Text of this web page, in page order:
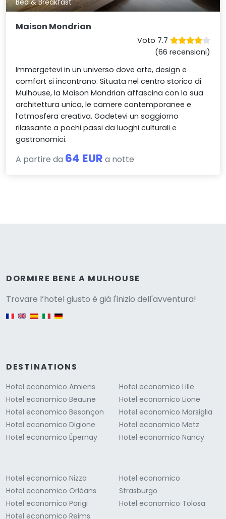
Bed & Breakfast
Maison Mondrian
Voto 7.7
(66 recensioni)
Immergetevi in un universo dove arte, design e
comfort si incontrano. Situata nel centro storico di
Mulhouse, la Maison Mondrian affascina con la sua
architettura unica, le camere contemporanee e
l’atmosfera creativa. Godetevi un soggiorno
rilassante a pochi passi da luoghi culturali e
gastronomici.
A partire da 64 EUR a notte
DORMIRE BENE A MULHOUSE
Trovare l’hotel giusto è già l'inizio dell'avventura!
DESTINATIONS
Hotel economico Amiens
Hotel economico Beaune
Hotel economico Besançon
Hotel economico Digione
Hotel economico Épernay
Hotel economico Lille
Hotel economico Lione
Hotel economico Marsiglia
Hotel economico Metz
Hotel economico Nancy
Hotel economico Nizza
Hotel economico Orléans
Hotel economico Parigi
Hotel economico Reims
Hotel economico
Strasburgo
Hotel economico Tolosa